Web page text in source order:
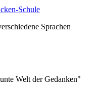
Schule
Sprachen
Welt der Gedanken"